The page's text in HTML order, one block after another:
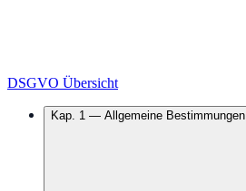
DSGVO Übersicht
Kap. 1 — Allgemeine Bestimmungen